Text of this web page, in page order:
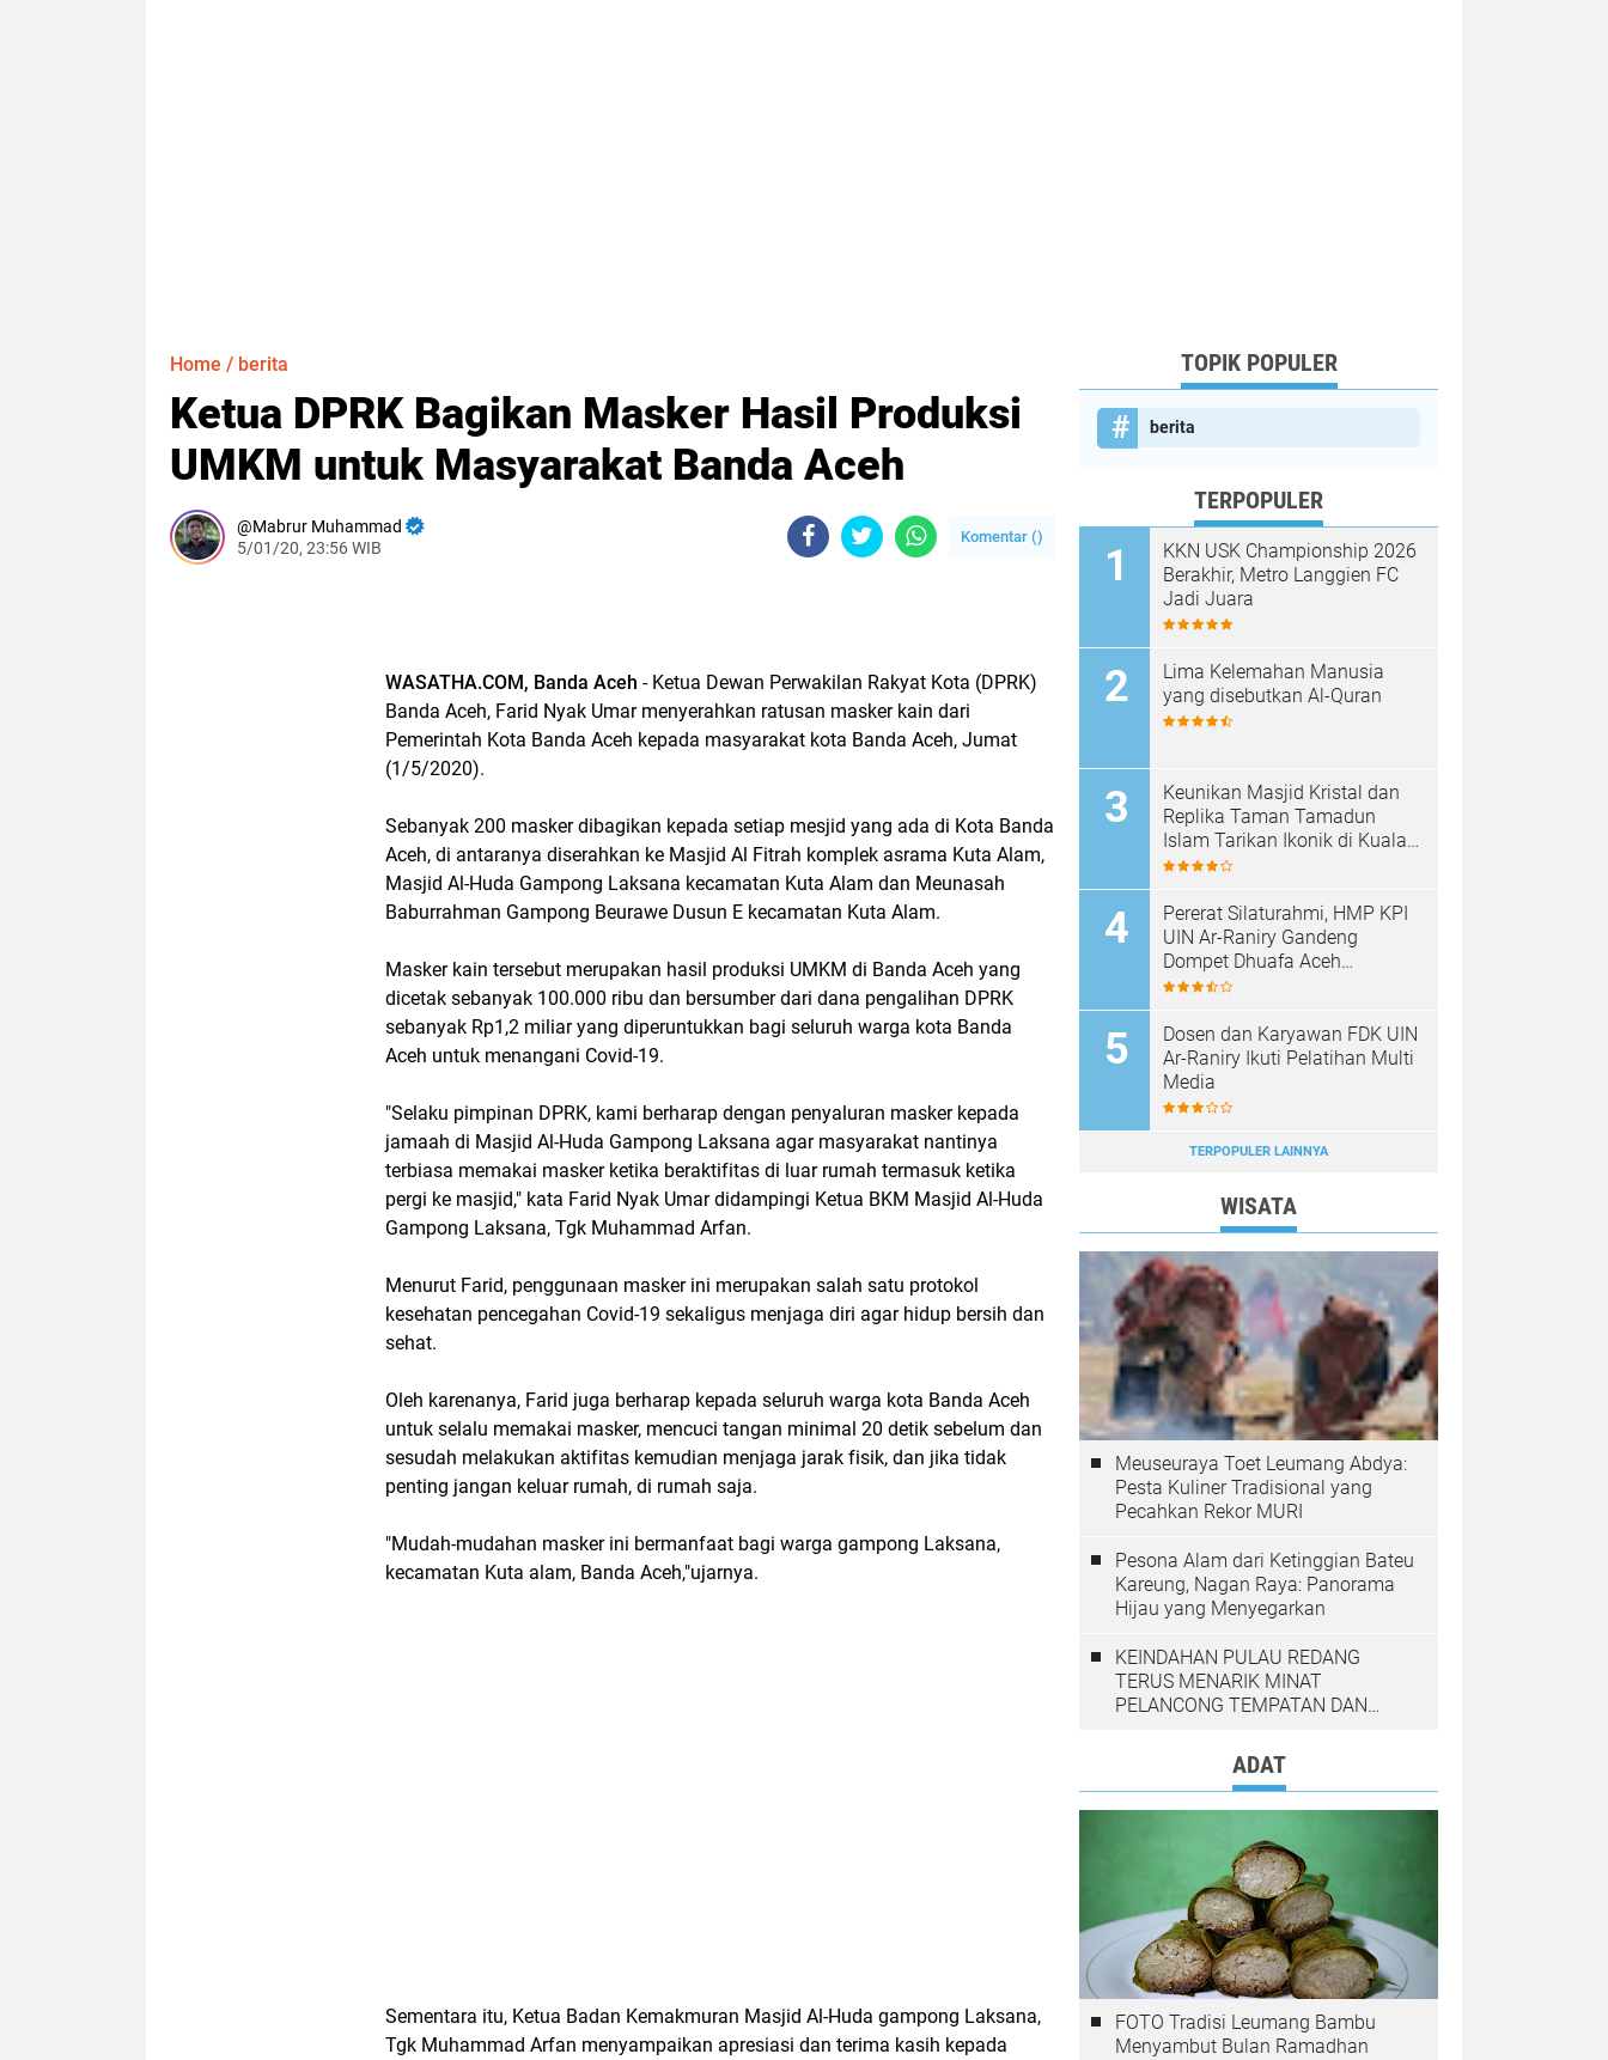
Home / berita
Ketua DPRK Bagikan Masker Hasil Produksi
UMKM untuk Masyarakat Banda Aceh
Mabrur Muhammad
5/01/20, 23:56 WIB
Komentar ()
WASATHA.COM, Banda Aceh - Ketua Dewan Perwakilan Rakyat Kota (DPRK)
Banda Aceh, Farid Nyak Umar menyerahkan ratusan masker kain dari
Pemerintah Kota Banda Aceh kepada masyarakat kota Banda Aceh, Jumat
(1/5/2020).
Sebanyak 200 masker dibagikan kepada setiap mesjid yang ada di Kota Banda
Aceh, di antaranya diserahkan ke Masjid Al Fitrah komplek asrama Kuta Alam,
Masjid Al-Huda Gampong Laksana kecamatan Kuta Alam dan Meunasah
Baburrahman Gampong Beurawe Dusun E kecamatan Kuta Alam.
Masker kain tersebut merupakan hasil produksi UMKM di Banda Aceh yang
dicetak sebanyak 100.000 ribu dan bersumber dari dana pengalihan DPRK
sebanyak Rp1,2 miliar yang diperuntukkan bagi seluruh warga kota Banda
Aceh untuk menangani Covid-19.
"Selaku pimpinan DPRK, kami berharap dengan penyaluran masker kepada
jamaah di Masjid Al-Huda Gampong Laksana agar masyarakat nantinya
terbiasa memakai masker ketika beraktifitas di luar rumah termasuk ketika
pergi ke masjid," kata Farid Nyak Umar didampingi Ketua BKM Masjid Al-Huda
Gampong Laksana, Tgk Muhammad Arfan.
Menurut Farid, penggunaan masker ini merupakan salah satu protokol
kesehatan pencegahan Covid-19 sekaligus menjaga diri agar hidup bersih dan
sehat.
Oleh karenanya, Farid juga berharap kepada seluruh warga kota Banda Aceh
untuk selalu memakai masker, mencuci tangan minimal 20 detik sebelum dan
sesudah melakukan aktifitas kemudian menjaga jarak fisik, dan jika tidak
penting jangan keluar rumah, di rumah saja.
"Mudah-mudahan masker ini bermanfaat bagi warga gampong Laksana,
kecamatan Kuta alam, Banda Aceh,"ujarnya.
Sementara itu, Ketua Badan Kemakmuran Masjid Al-Huda gampong Laksana,
Tgk Muhammad Arfan menyampaikan apresiasi dan terima kasih kepada
TOPIK POPULER
berita
TERPOPULER
KKN USK Championship 2026
Berakhir, Metro Langgien FC
Jadi Juara
Lima Kelemahan Manusia
yang disebutkan Al-Quran
Keunikan Masjid Kristal dan
Replika Taman Tamadun
Islam Tarikan Ikonik di Kuala
Terengganu, Malaysia
Pererat Silaturahmi, HMP KPI
UIN Ar-Raniry Gandeng
Dompet Dhuafa Aceh
Sukseskan Communication
Dosen dan Karyawan FDK UIN
Ar-Raniry Ikuti Pelatihan Multi
Media
TERPOPULER LAINNYA
WISATA
Meuseuraya Toet Leumang Abdya:
Pesta Kuliner Tradisional yang
Pecahkan Rekor MURI
Pesona Alam dari Ketinggian Bateu
Kareung, Nagan Raya: Panorama
Hijau yang Menyegarkan
KEINDAHAN PULAU REDANG
TERUS MENARIK MINAT
PELANCONG TEMPATAN DAN
ADAT
FOTO Tradisi Leumang Bambu
Menyambut Bulan Ramadhan